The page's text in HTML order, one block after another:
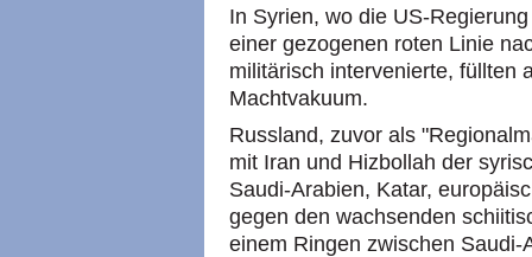
In Syrien, wo die US-
einer gezogenen roten Linie
militärisch intervenierte, füllten
Machtvakuum.
Russland, zuvor als
mit Iran und Hizbollah der
Saudi-Arabien, Katar,
gegen den wachsenden
einem Ringen zwischen